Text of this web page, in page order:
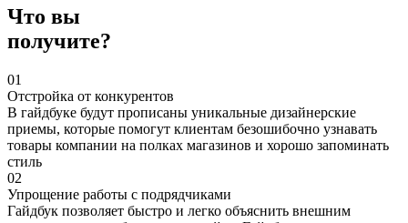
Что вы
получите?
01
Отстройка от конкурентов
В гайдбуке будут прописаны уникальные дизайнерские
приемы, которые помогут клиентам безошибочно узнавать
товары компании на полках магазинов и хорошо запоминать
стиль
02
Упрощение работы с подрядчиками
Гайдбук позволяет быстро и легко объяснить внешним